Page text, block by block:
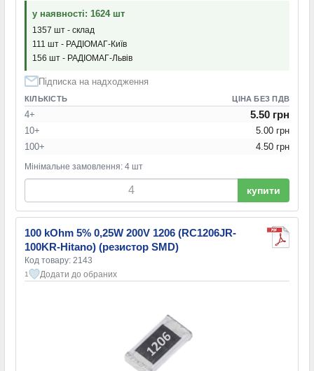
у наявності: 1624 шт
1357 шт - склад
111 шт - РАДІОМАГ-Київ
156 шт - РАДІОМАГ-Львів
Підписка на надходження
КІЛЬКІСТЬ ЦІНА БЕЗ ПДВ
4+ 5.50 грн
10+
5.00 грн
100+
4.50 грн
Мінімальне замовлення: 4 шт
купити
100 kOhm 5% 0,25W 200V 1206 (RC1206JR-
100KR-Hitano) (резистор SMD)
Код товару: 2143
1 Додати до обраних